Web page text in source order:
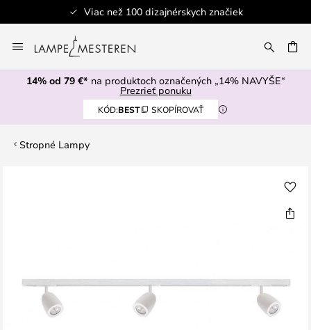
Viac než 100 dizajnérskych značiek
to
Content
14% od 79 €* na produktoch označených „14% NAVYŠE“
Prezrieť ponuku
KÓD:BEST SKOPÍROVAŤ
Stropné Lampy